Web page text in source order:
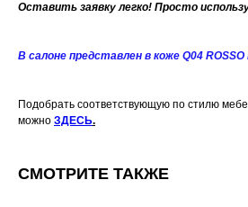
Оставить заявку легко! Просто
В салоне представлен в коже Q04 ROSSO
Подобрать соответствующую по стилю
можно ЗДЕСЬ.
СМОТРИТЕ ТАКЖЕ